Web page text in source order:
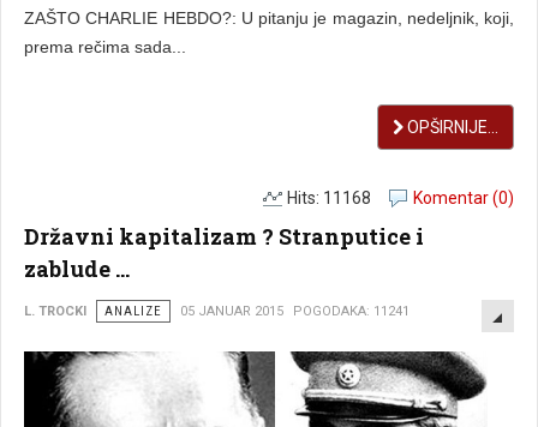
ZAŠTO CHARLIE HEBDO?: U pitanju je magazin, nedeljnik, koji,
prema rečima sada...
OPŠIRNIJE...
Komentar (0)
Hits: 11168
Državni kapitalizam ? Stranputice i
zablude ...
L. TROCKI ANALIZE 05 JANUAR 2015 POGODAKA: 11241